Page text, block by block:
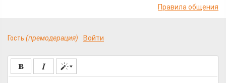
Правила общения
Гость (премодерация) Войти